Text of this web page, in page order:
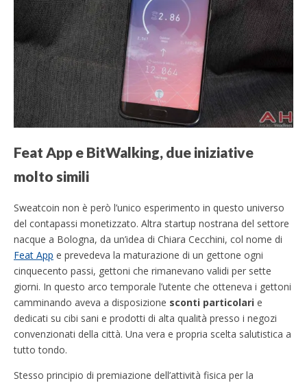
Feat App e BitWalking, due iniziative
molto simili
Sweatcoin non è però l’unico esperimento in questo universo
del contapassi monetizzato. Altra startup nostrana del settore
nacque a Bologna, da un’idea di Chiara Cecchini, col nome di
Feat App e prevedeva la maturazione di un gettone ogni
cinquecento passi, gettoni che rimanevano validi per sette
giorni. In questo arco temporale l’utente che otteneva i gettoni
camminando aveva a disposizione sconti particolari e
dedicati su cibi sani e prodotti di alta qualità presso i negozi
convenzionati della città. Una vera e propria scelta salutistica a
tutto tondo.
Stesso principio di premiazione dell’attività fisica per la